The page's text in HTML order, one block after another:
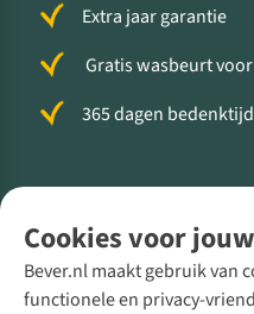
Cookies voor
Bever.nl maakt gebruik van
functionele en privacy-
Extra jaar garantie
Gratis wasbeurt
365 dagen bedenktijd